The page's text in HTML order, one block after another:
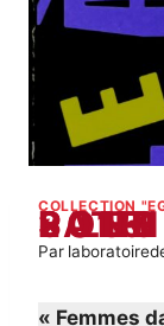
COLLECTION
« LES FEMMES NE SONT PAS FAITES POUR COURIR », PATRICK BOCCARD, 2015
Par
« Femmes